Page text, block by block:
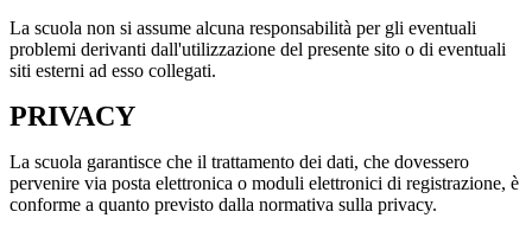
La scuola non si assume alcuna responsabilità per gli eventuali
problemi derivanti dall'utilizzazione del presente sito o di eventuali
siti esterni ad esso collegati.
PRIVACY
La scuola garantisce che il trattamento dei dati, che dovessero
pervenire via posta elettronica o moduli elettronici di registrazione, è
conforme a quanto previsto dalla normativa sulla privacy.